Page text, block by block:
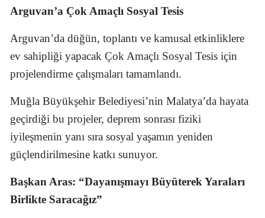
Arguvan’a Çok Amaçlı Sosyal Tesis
Arguvan’da düğün, toplantı ve kamusal etkinliklere
ev sahipliği yapacak Çok Amaçlı Sosyal Tesis için
projelendirme çalışmaları tamamlandı.
Muğla Büyükşehir Belediyesi’nin Malatya’da hayata
geçirdiği bu projeler, deprem sonrası fiziki
iyileşmenin yanı sıra sosyal yaşamın yeniden
güçlendirilmesine katkı sunuyor.
Başkan Aras: “Dayanışmayı Büyüterek Yaraları
Birlikte Saracağız”